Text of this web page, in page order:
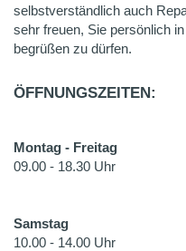
selbstverständlich auch
sehr freuen, Sie persönlich
begrüßen zu dürfen.
ÖFFNUNGSZEITEN:
Montag - Freitag
09.00 - 18.30 Uhr
Samstag
10.00 - 14.00 Uhr